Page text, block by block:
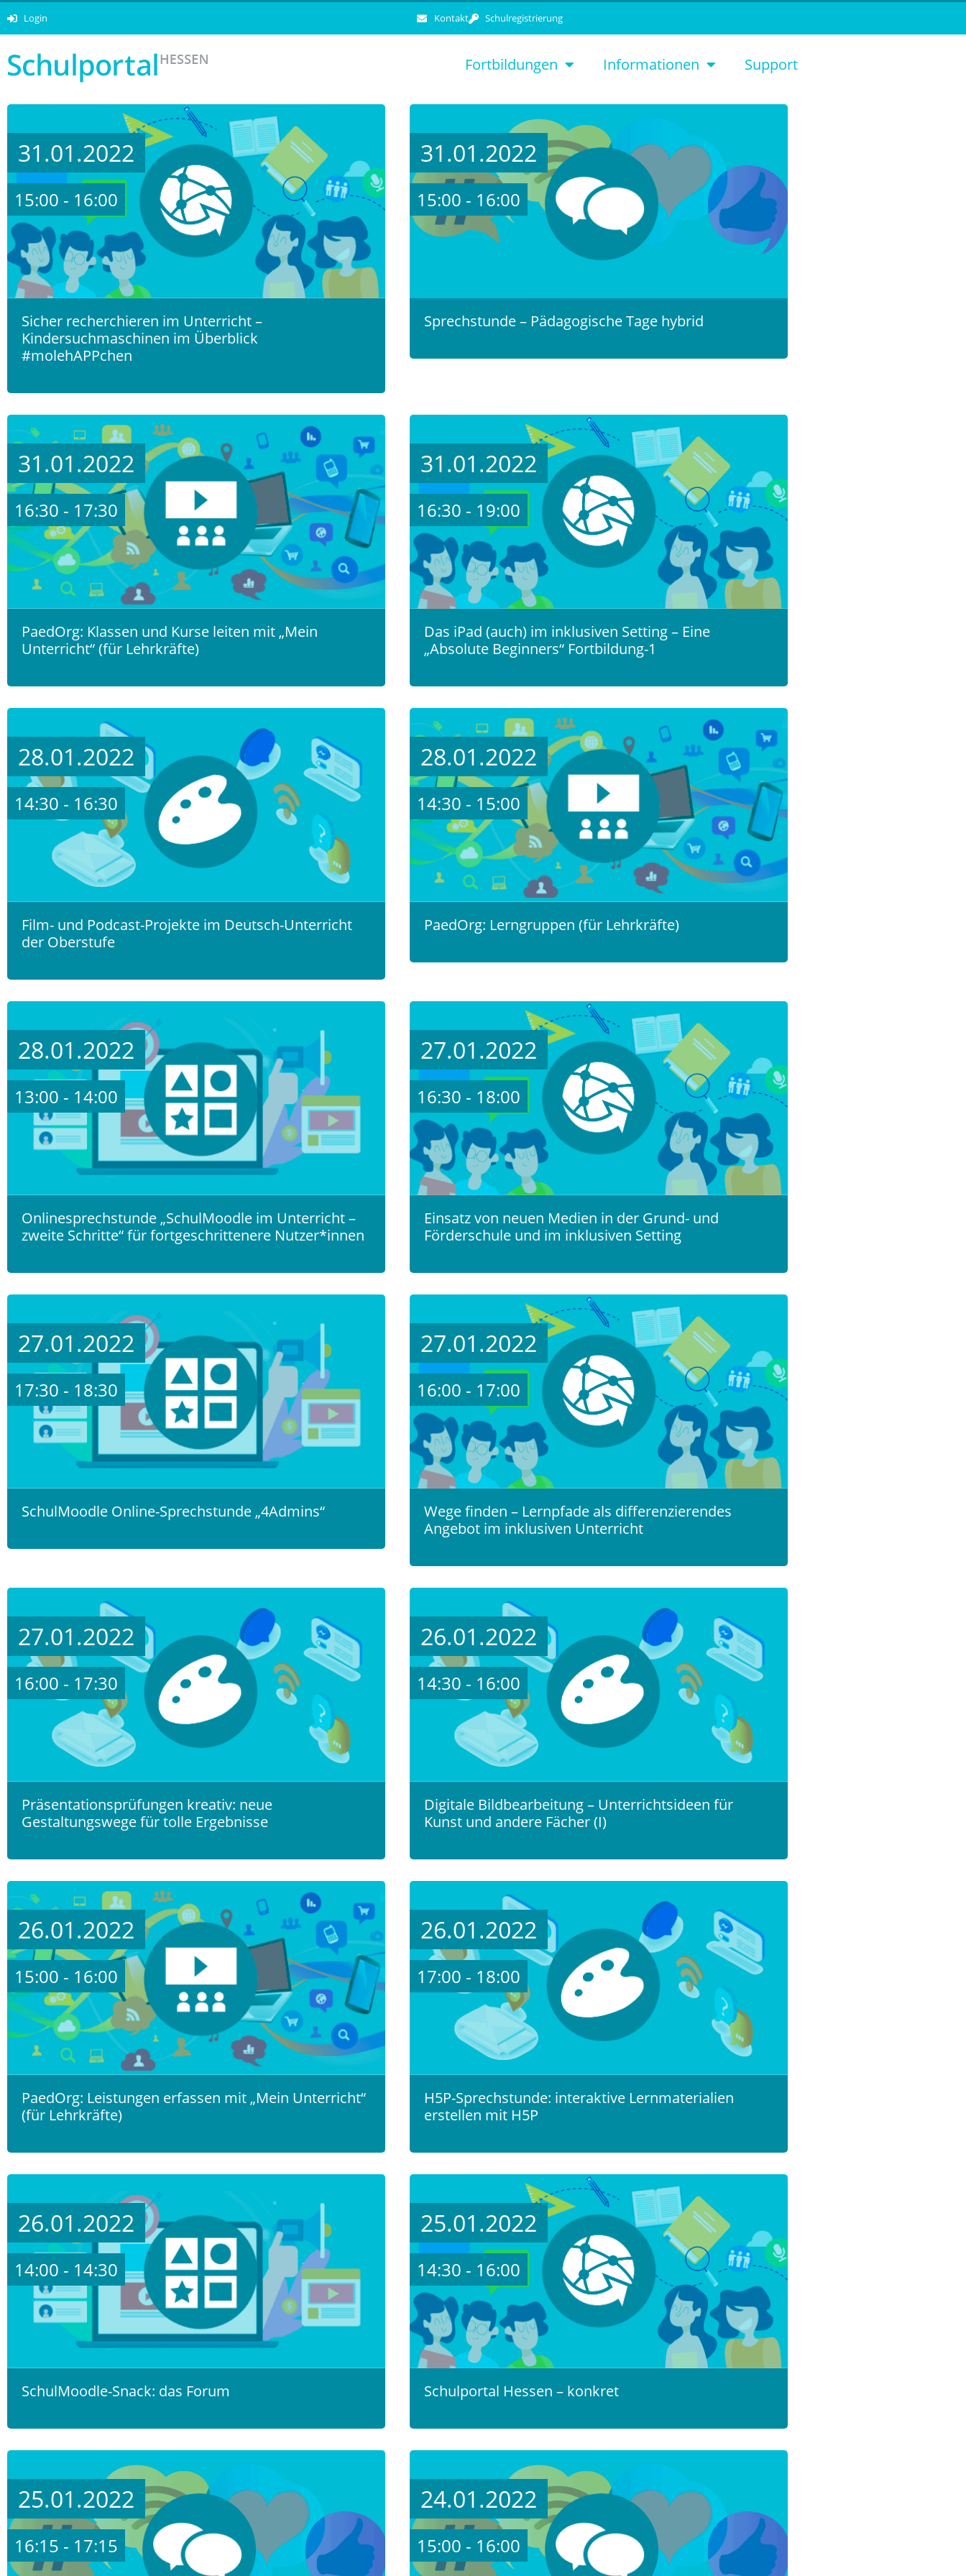
Login Kontakt Schulregistrierung
Fortbildungen Informationen Support
31.01.2022
15:00 - 16:00
Sicher recherchieren im Unterricht –
Kindersuchmaschinen im Überblick
#molehAPPchen
31.01.2022
15:00 - 16:00
Sprechstunde – Pädagogische Tage hybrid
31.01.2022
16:30 - 17:30
PaedOrg: Klassen und Kurse leiten mit „Mein
Unterricht“ (für Lehrkräfte)
31.01.2022
16:30 - 19:00
Das iPad (auch) im inklusiven Setting – Eine
„Absolute Beginners“ Fortbildung-1
28.01.2022
14:30 - 16:30
Film- und Podcast-Projekte im Deutsch-Unterricht
der Oberstufe
28.01.2022
14:30 - 15:00
PaedOrg: Lerngruppen (für Lehrkräfte)
28.01.2022
13:00 - 14:00
Onlinesprechstunde „SchulMoodle im Unterricht –
zweite Schritte“ für fortgeschrittenere Nutzer*innen
27.01.2022
16:30 - 18:00
Einsatz von neuen Medien in der Grund- und
Förderschule und im inklusiven Setting
27.01.2022
17:30 - 18:30
SchulMoodle Online-Sprechstunde „4Admins“
27.01.2022
16:00 - 17:00
Wege finden – Lernpfade als differenzierendes
Angebot im inklusiven Unterricht
27.01.2022
16:00 - 17:30
Präsentationsprüfungen kreativ: neue
Gestaltungswege für tolle Ergebnisse
26.01.2022
14:30 - 16:00
Digitale Bildbearbeitung – Unterrichtsideen für
Kunst und andere Fächer (I)
26.01.2022
15:00 - 16:00
PaedOrg: Leistungen erfassen mit „Mein Unterricht“
(für Lehrkräfte)
26.01.2022
17:00 - 18:00
H5P-Sprechstunde: interaktive Lernmaterialien
erstellen mit H5P
26.01.2022
14:00 - 14:30
SchulMoodle-Snack: das Forum
25.01.2022
14:30 - 16:00
Schulportal Hessen – konkret
25.01.2022
16:15 - 17:15
24.01.2022
15:00 - 16:00